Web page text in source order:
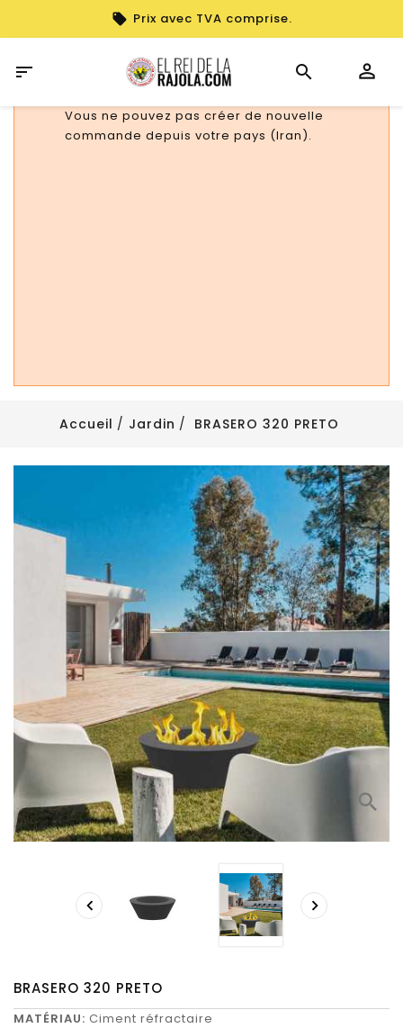
Prix avec TVA comprise.

Vous ne pouvez pas créer de nouvelle
commande depuis votre pays (Iran).
Accueil Jardin BRASERO 320 PRETO
search
 
BRASERO 320 PRETO
MATÉRIAU: Ciment réfractaire